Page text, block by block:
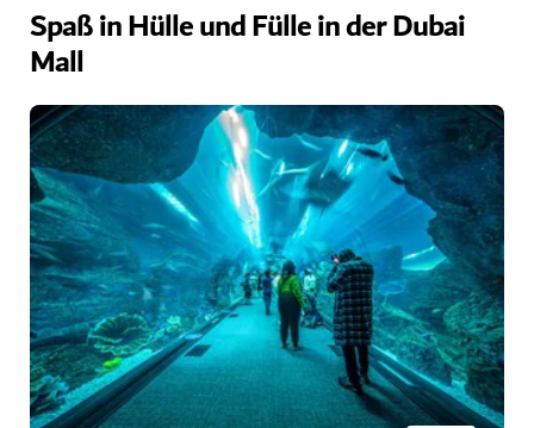
Spaß in Hülle und Fülle in der Dubai
Mall